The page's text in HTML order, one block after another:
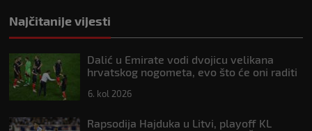
Najčitanije vijesti
Dalić u Emirate vodi dvojicu velikana
hrvatskog nogometa, evo što će oni raditi
6. kol 2026
Rapsodija Hajduka u Litvi, playoff KL